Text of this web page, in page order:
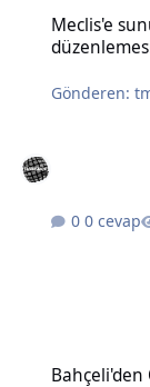
Meclis'e
Gönderen:
0 cevap
Bahçeli'den